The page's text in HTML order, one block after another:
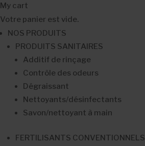
My cart
Votre panier est vide.
NOS PRODUITS
PRODUITS SANITAIRES
Additif de rinçage
Contrôle des odeurs
Dégraissant
Nettoyants/désinfectants
Savon/nettoyant à main
FERTILISANTS CONVENTIONNELS